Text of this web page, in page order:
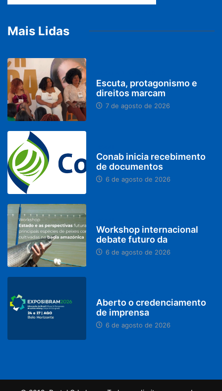
Mais Lidas
Escuta, protagonismo e
direitos marcam
7 de agosto de 2026
Conab inicia recebimento
de documentos
6 de agosto de 2026
Workshop internacional
debate futuro da
6 de agosto de 2026
Aberto o credenciamento
de imprensa
6 de agosto de 2026